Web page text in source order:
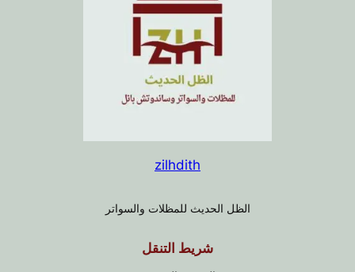
zilhdith
الظل الحديث للمظلات والسواتر
شريط التنقل